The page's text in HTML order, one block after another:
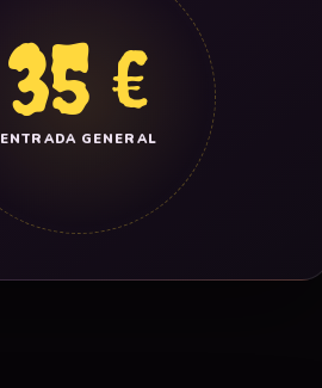
35 €
ENTRADA GENERAL